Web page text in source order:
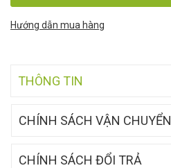
Hướng dẫn mua hàng
THÔNG TIN
CHÍNH SÁCH VẬN CHUYỂN
CHÍNH SÁCH ĐỔI TRẢ